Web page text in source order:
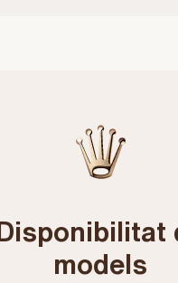
Disponibilitat
models